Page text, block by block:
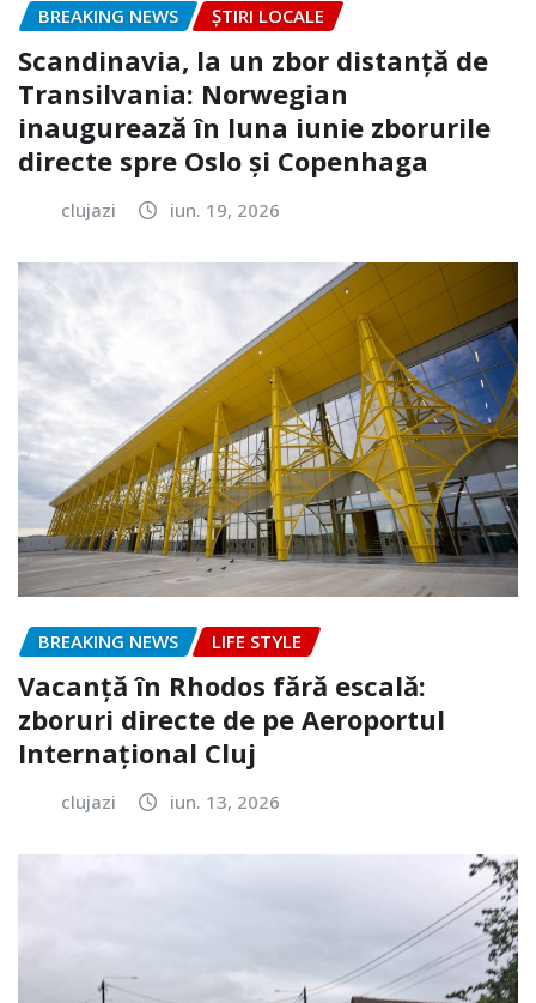
BREAKING NEWS ȘTIRI LOCALE
Scandinavia, la un zbor distanță de
Transilvania: Norwegian
inaugurează în luna iunie zborurile
directe spre Oslo și Copenhaga
clujazi iun. 19, 2026
BREAKING NEWS LIFE STYLE
Vacanță în Rhodos fără escală:
zboruri directe de pe Aeroportul
Internațional Cluj
clujazi iun. 13, 2026